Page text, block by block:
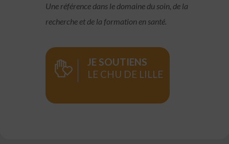
Une référence dans le domaine du soin, de la
recherche et de la formation en santé.
JE SOUTIENS
LE CHU DE LILLE